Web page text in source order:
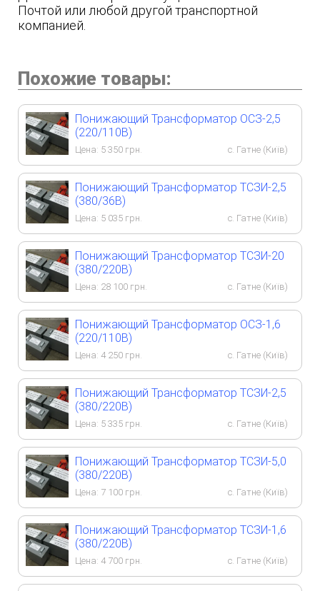
Почтой или любой другой транcпортной
компанией.
Похожие товары:
Понижающий Трансформатор ОСЗ-2,5
(220/110В)
Цена: 5 350 грн. с. Гатне (Київ)
Понижающий Трансформатор ТСЗИ-2,5
(380/36В)
Цена: 5 035 грн. с. Гатне (Київ)
Понижающий Трансформатор ТСЗИ-20
(380/220В)
Цена: 28 100 грн. с. Гатне (Київ)
Понижающий Трансформатор ОСЗ-1,6
(220/110В)
Цена: 4 250 грн. с. Гатне (Київ)
Понижающий Трансформатор ТСЗИ-2,5
(380/220В)
Цена: 5 335 грн. с. Гатне (Київ)
Понижающий Трансформатор ТСЗИ-5,0
(380/220В)
Цена: 7 100 грн. с. Гатне (Київ)
Понижающий Трансформатор ТСЗИ-1,6
(380/220В)
Цена: 4 700 грн. с. Гатне (Київ)